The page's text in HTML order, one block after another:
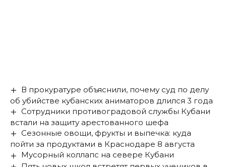
В прокуратуре объяснили, почему суд по делу
об убийстве кубанских аниматоров длился 3 года
Сотрудники противоградовой службы Кубани
встали на защиту арестованного шефа
Сезонные овощи, фрукты и выпечка: куда
пойти за продуктами в Краснодаре 8 августа
Мусорный коллапс на севере Кубани